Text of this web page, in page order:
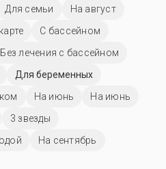
Для семьи
На август
C бассейном
Без лечения с бассейном
Для беременных
На июнь
На июнь
3 звезды
На сентябрь